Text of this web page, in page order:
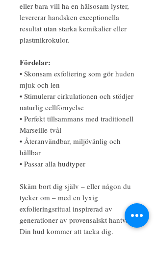
eller bara vill ha en hälsosam lyster,
levererar handsken exceptionella
resultat utan starka kemikalier eller
plastmikrokulor.
Fördelar:
• Skonsam exfoliering som gör huden
mjuk och len
• Stimulerar cirkulationen och stödjer
naturlig cellförnyelse
• Perfekt tillsammans med traditionell
Marseille-tvål
• Återanvändbar, miljövänlig och
hållbar
• Passar alla hudtyper
Skäm bort dig själv – eller någon du
tycker om – med en lyxig
exfolieringsritual inspirerad av
generationer av provensalskt hantverk.
Din hud kommer att tacka dig.